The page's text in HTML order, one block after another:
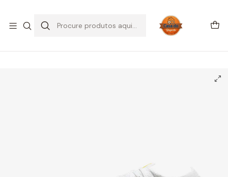
Início CHUTEIRAS
Chuteiras Campo | FG
Nike Mercurial Vapor 16 Elite FG